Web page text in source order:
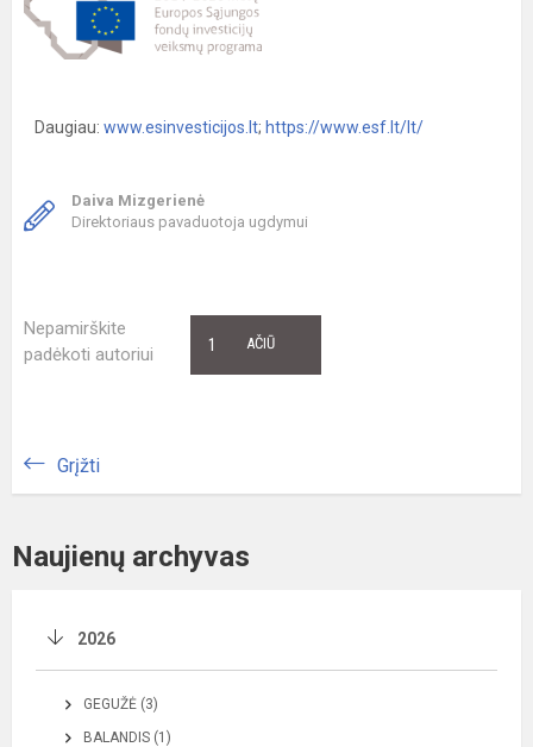
Daugiau: www.esinvesticijos.lt; https://www.esf.lt/lt/
Daiva Mizgerienė
Direktoriaus pavaduotoja ugdymui
Nepamirškite
padėkoti autoriui
AČIŪ
1
Grįžti
Naujienų archyvas
2026
GEGUŽĖ (3)
BALANDIS (1)